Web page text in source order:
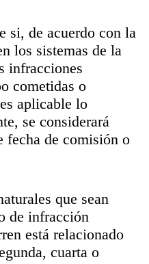
si, de acuerdo con la
los sistemas de la
infracciones
cometidas o
aplicable lo
se considerará
fecha de comisión o
que sean
de infracción
está relacionado
cuarta o